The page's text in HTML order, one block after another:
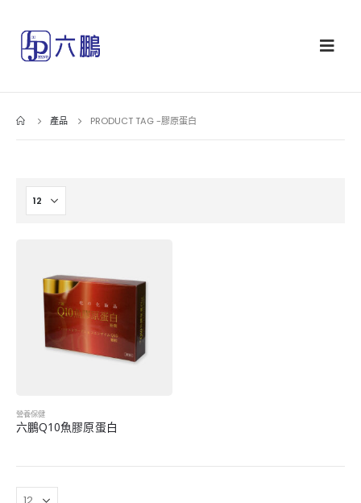
產品 PRODUCT TAG -膠原蛋白
營養保健
六鵬Q10魚膠原蛋白